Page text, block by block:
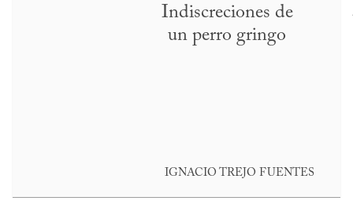
Indiscreciones de
un perro gringo
IGNACIO TREJO FUENTES